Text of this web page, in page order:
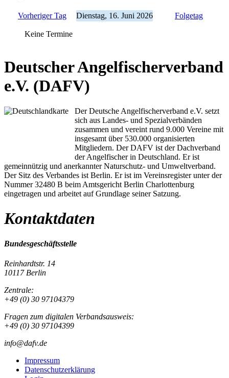
Vorheriger Tag Dienstag, 16. Juni 2026 Folgetag
Keine Termine
Deutscher Angelfischerverband
e.V. (DAFV)
Der Deutsche Angelfischerverband e.V. setzt
sich aus Landes- und Spezialverbänden
zusammen und vereint rund 9.000 Vereine mit
insgesamt über 530.000 organisierten
Mitgliedern. Der DAFV ist der Dachverband
der Angelfischer in Deutschland. Er ist
gemeinnützig und anerkannter Naturschutz- und Umweltverband.
Der Sitz des Verbandes ist Berlin. Er ist im Vereinsregister unter der
Nummer 32480 B beim Amtsgericht Berlin Charlottenburg
eingetragen und arbeitet auf Grundlage seiner Satzung.
Kontaktdaten
Bundesgeschäftsstelle
Reinhardtstr. 14
10117 Berlin
Zentrale:
+49 (0) 30 97104379
Fragen zum digitalen Verbandsausweis:
+49 (0) 30 97104399
info@dafv.de
Impressum
Datenschutzerklärung